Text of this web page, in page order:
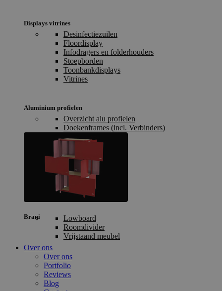
Displays vitrines
Desinfectiezuilen
Floordisplay
Infodragers en folderhouders
Stoepborden
Toonbankdisplays
Vitrines
Aluminium profielen
Overzicht alu profielen
Doekenframes (incl. Verbinders)
Brani
Lowboard
Roomdivider
Vrijstaand meubel
Over ons
Over ons
Portfolio
Reviews
Blog